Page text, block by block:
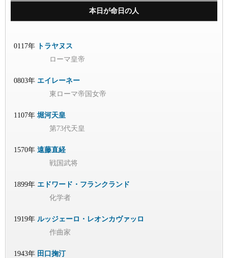
本日が命日の人
0117年
トラヤヌス
ローマ皇帝
0803年 エイレーネー
東ローマ帝国女帝
1107年 堀河天皇
第73代天皇
1570年 遠藤直経
戦国武将
1899年 エドワード・フランクランド
化学者
1919年 ルッジェーロ・レオンカヴァッロ
作曲家
1943年 田口掬汀